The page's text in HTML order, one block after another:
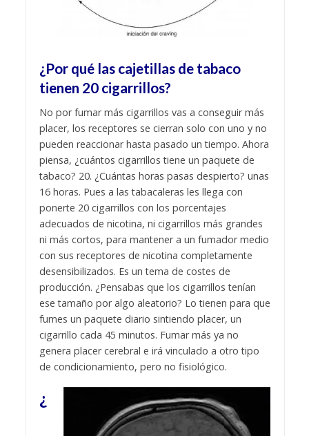
¿Por qué las cajetillas de tabaco
tienen 20 cigarrillos?
No por fumar más cigarrillos vas a conseguir más
placer, los receptores se cierran solo con uno y no
pueden reaccionar hasta pasado un tiempo. Ahora
piensa, ¿cuántos cigarrillos tiene un paquete de
tabaco? 20. ¿Cuántas horas pasas despierto? unas
16 horas. Pues a las tabacaleras les llega con
ponerte 20 cigarrillos con los porcentajes
adecuados de nicotina, ni cigarrillos más grandes
ni más cortos, para mantener a un fumador medio
con sus receptores de nicotina completamente
desensibilizados. Es un tema de costes de
producción. ¿Pensabas que los cigarrillos tenían
ese tamaño por algo aleatorio? Lo tienen para que
fumes un paquete diario sintiendo placer, un
cigarrillo cada 45 minutos. Fumar más ya no
genera placer cerebral e irá vinculado a otro tipo
de condicionamiento, pero no fisiológico.
¿